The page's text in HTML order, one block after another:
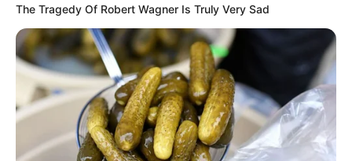
The Tragedy Of Robert Wagner Is Truly Very Sad